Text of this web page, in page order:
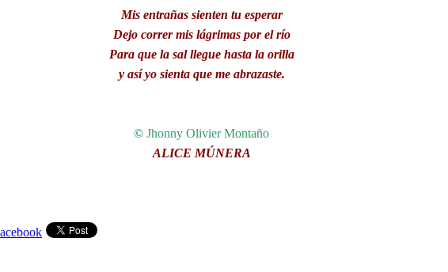
Mis entrañas sienten tu esperar
Dejo correr mis lágrimas por el río
Para que la sal llegue hasta la orilla
y así yo sienta que me abrazaste.
© Jhonny Olivier Montaño
ALICE MÚNERA